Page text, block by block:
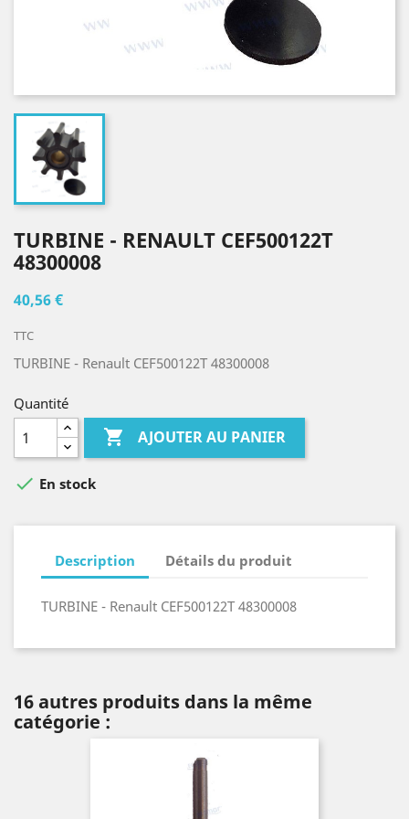
TURBINE - RENAULT CEF500122T
48300008
40,56 €
TTC
TURBINE - Renault CEF500122T 48300008
Quantité
 AJOUTER AU PANIER
 En stock
Description Détails du produit
TURBINE - Renault CEF500122T 48300008
16 autres produits dans la même
catégorie :